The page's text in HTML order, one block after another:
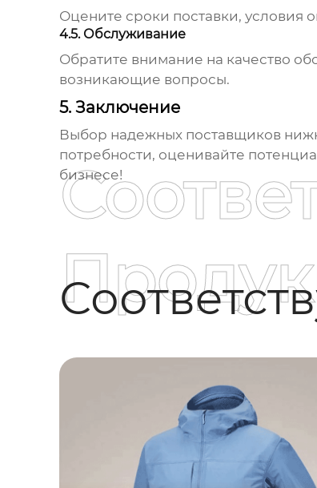
Оцените сроки поставки, условия
4.5. Обслуживание
Обратите внимание на качество
возникающие вопросы.
5. Заключение
Выбор надежных поставщиков
потребности, оценивайте
бизнесе!